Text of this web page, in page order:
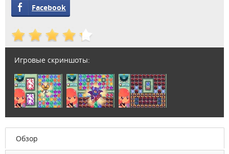
Facebook
Игровые скриншоты:
Обзор